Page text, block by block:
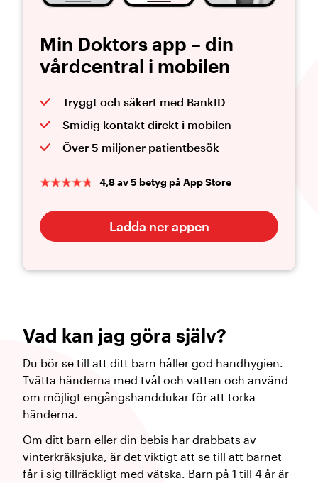
Min Doktors app – din
vårdcentral i mobilen
Tryggt och säkert med BankID
Smidig kontakt direkt i mobilen
Över 5 miljoner patientbesök
4,8 av 5 betyg på App Store
Ladda ner appen
Vad kan jag göra själv?
Du bör se till att ditt barn håller god handhygien.
Tvätta händerna med tvål och vatten och använd
om möjligt engångshanddukar för att torka
händerna.
Om ditt barn eller din bebis har drabbats av
vinterkräksjuka, är det viktigt att se till att barnet
får i sig tillräckligt med vätska. Barn på 1 till 4 år är